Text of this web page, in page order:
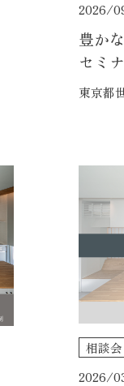
2026/
豊か
セミ
東京都
相談会
2026/